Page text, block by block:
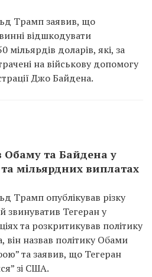
Трамп заявив, що
відшкодувати
доларів, які, за
на військову допомогу
Джо Байдена.
та Байдена у
мільярдних виплатах
Трамп опублікував різку
звинуватив Тегеран у
та розкритикував політику
назвав політику Обами
та заявив, що Тегеран
зі США.